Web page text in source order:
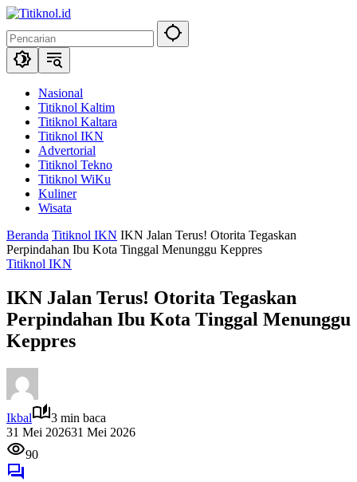
Langsung
konten
Nasional
Titiknol Kaltim
Titiknol Kaltara
Titiknol IKN
Advertorial
Titiknol Tekno
Titiknol WiKu
Kuliner
Wisata
Beranda Titiknol IKN IKN Jalan Terus! Otorita Tegaskan
Perpindahan Ibu Kota Tinggal Menunggu Keppres
Titiknol IKN
IKN Jalan Terus! Otorita Tegaskan
Perpindahan Ibu Kota Tinggal Menunggu
Keppres
Ikbal
3 min baca
31 Mei 202631 Mei 2026
90